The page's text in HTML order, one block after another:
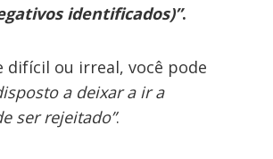
identificados)”.
difícil ou irreal, você pode
a deixar a ir a
ser rejeitado”.